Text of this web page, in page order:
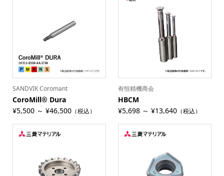
SANDVIK Coromant
CoroMill® Dura
¥5,500 ～ ¥46,500（税込）
有恒精機商会
HBCM
¥5,698 ～ ¥13,640 （税込）